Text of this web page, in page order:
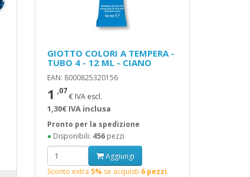
GIOTTO COLORI A TEMPERA -
TUBO 4 - 12 ML - CIANO
EAN: 8000825320156
1 ,07
€ IVA escl.
1,30€ IVA inclusa
Pronto per la spedizione
● Disponibili: 456 pezzi
Aggiungi
Sconto extra 5% se acquisti 6 pezzi.